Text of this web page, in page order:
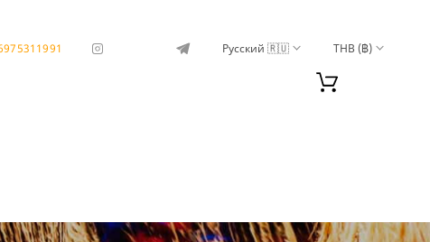
Русский 🇷🇺 THB (฿)